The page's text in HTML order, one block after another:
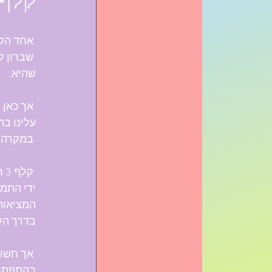
שברון
שהיא.
אך
עלינו
ידי
בדרך
אך